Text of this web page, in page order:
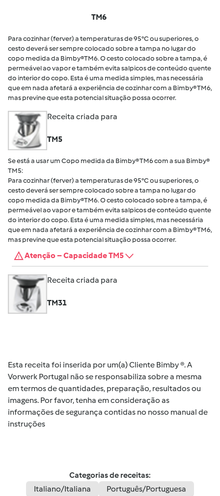
TM6
Para cozinhar (ferver) a temperaturas de 95°C ou superiores, o
cesto deverá ser sempre colocado sobre a tampa no lugar do
copo medida da Bimby®TM6. O cesto colocado sobre a tampa, é
permeável ao vapor e também evita salpicos de conteúdo quente
do interior do copo. Esta é uma medida simples, mas necessária
que em nada afetará a experiência de cozinhar com a Bimby® TM6,
mas previne que esta potencial situação possa ocorrer.
Receita criada para
TM5
Se está a usar um Copo medida da Bimby® TM6 com a sua Bimby®
TM5:
Para cozinhar (ferver) a temperaturas de 95°C ou superiores, o
cesto deverá ser sempre colocado sobre a tampa no lugar do
copo medida da Bimby®TM6. O cesto colocado sobre a tampa, é
permeável ao vapor e também evita salpicos de conteúdo quente
do interior do copo. Esta é uma medida simples, mas necessária
que em nada afetará a experiência de cozinhar com a Bimby® TM6,
mas previne que esta potencial situação possa ocorrer.
Atenção – Capacidade TM5
Receita criada para
TM31
Esta receita foi inserida por um(a) Cliente Bimby ®. A
Vorwerk Portugal não se responsabiliza sobre a mesma
em termos de quantidades, preparação, resultados ou
imagens. Por favor, tenha em consideração as
informações de segurança contidas no nosso manual de
instruções
Categorias de receitas:
Italiano/Italiana
Português/Portuguesa